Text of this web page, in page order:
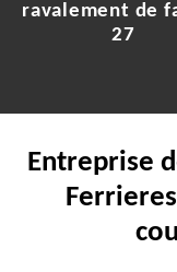
ravalement de
27
Entreprise